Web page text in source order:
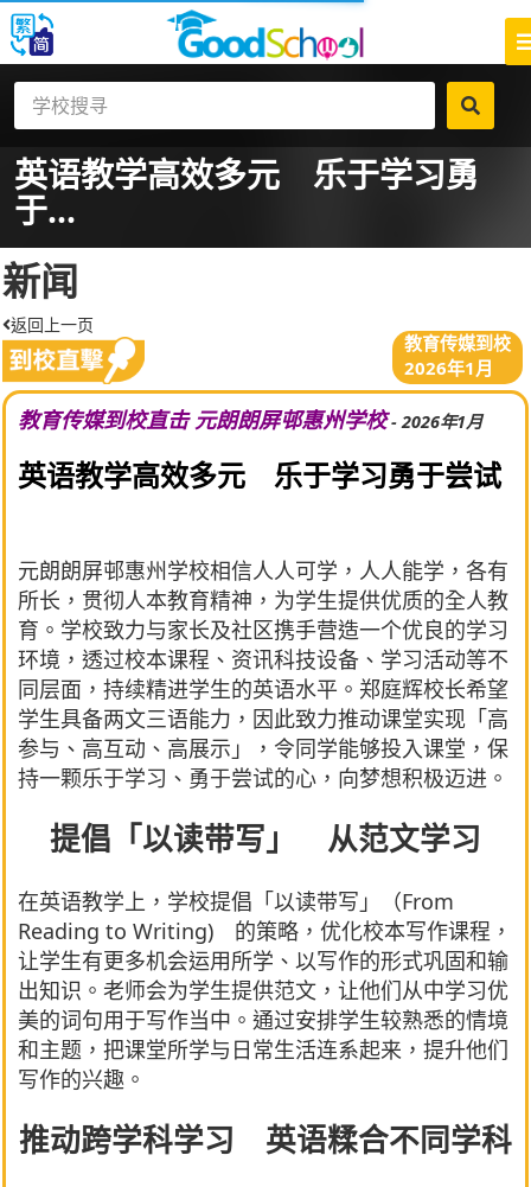
英语教学高效多元 乐于学习勇
于...
新闻
返回上一页
教育传媒到校
2026年1月
教育传媒到校直击 元朗朗屏邨惠州学校- 2026年1月
英语教学高效多元 乐于学习勇于尝试
元朗朗屏邨惠州学校相信人人可学，人人能学，各有
所长，贯彻人本教育精神，为学生提供优质的全人教
育。学校致力与家长及社区携手营造一个优良的学习
环境，透过校本课程、资讯科技设备、学习活动等不
同层面，持续精进学生的英语水平。郑庭辉校长希望
学生具备两文三语能力，因此致力推动课堂实现「高
参与、高互动、高展示」，令同学能够投入课堂，保
持一颗乐于学习、勇于尝试的心，向梦想积极迈进。
提倡「以读带写」 从范文学习
在英语教学上，学校提倡「以读带写」（From
Reading to Writing) 的策略，优化校本写作课程，
让学生有更多机会运用所学、以写作的形式巩固和输
出知识。老师会为学生提供范文，让他们从中学习优
美的词句用于写作当中。通过安排学生较熟悉的情境
和主题，把课堂所学与日常生活连系起来，提升他们
写作的兴趣。
推动跨学科学习 英语糅合不同学科